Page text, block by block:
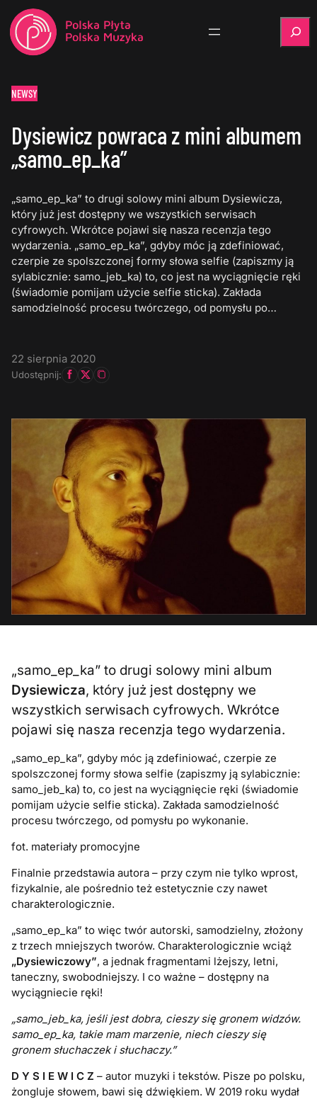
NEWSY
Dysiewicz powraca z mini albumem
„samo_ep_ka”
„samo_ep_ka” to drugi solowy mini album Dysiewicza,
który już jest dostępny we wszystkich serwisach
cyfrowych. Wkrótce pojawi się nasza recenzja tego
wydarzenia. „samo_ep_ka”, gdyby móc ją zdefiniować,
czerpie ze spolszczonej formy słowa selfie (zapiszmy ją
sylabicznie: samo_jeb_ka) to, co jest na wyciągnięcie ręki
(świadomie pomijam użycie selfie sticka). Zakłada
samodzielność procesu twórczego, od pomysłu po…
22 sierpnia 2020
Udostępnij:
„samo_ep_ka” to drugi solowy mini album
Dysiewicza, który już jest dostępny we
wszystkich serwisach cyfrowych. Wkrótce
pojawi się nasza recenzja tego wydarzenia.
„samo_ep_ka”, gdyby móc ją zdefiniować, czerpie ze
spolszczonej formy słowa selfie (zapiszmy ją sylabicznie:
samo_jeb_ka) to, co jest na wyciągnięcie ręki (świadomie
pomijam użycie selfie sticka). Zakłada samodzielność
procesu twórczego, od pomysłu po wykonanie.
fot. materiały promocyjne
Finalnie przedstawia autora – przy czym nie tylko wprost,
fizykalnie, ale pośrednio też estetycznie czy nawet
charakterologicznie.
„samo_ep_ka” to więc twór autorski, samodzielny, złożony
z trzech mniejszych tworów. Charakterologicznie wciąż
„Dysiewiczowy”, a jednak fragmentami lżejszy, letni,
taneczny, swobodniejszy. I co ważne – dostępny na
wyciągniecie ręki!
„samo_jeb_ka, jeśli jest dobra, cieszy się gronem widzów.
samo_ep_ka, takie mam marzenie, niech cieszy się
gronem słuchaczek i słuchaczy.”
D Y S I E W I C Z – autor muzyki i tekstów. Pisze po polsku,
żongluje słowem, bawi się dźwiękiem. W 2019 roku wydał